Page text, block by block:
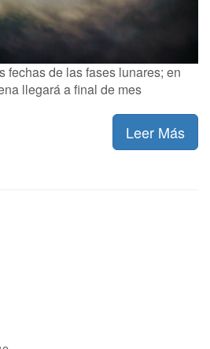
fechas de las fases lunares; en
llegará a final de mes
Leer Más